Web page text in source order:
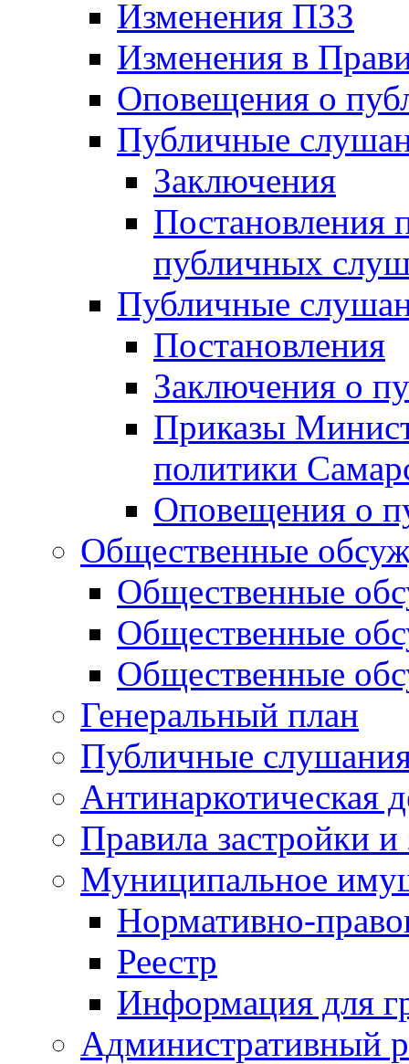
Изменения ПЗЗ
Изменения в
Оповещения о
Публичные
Заключения
Постановления
публичных
Публичные
Постановления
Заключения о
Приказы
политики
Оповещения о
Общественные
Общественные
Общественные
Общественные
Генеральный план
Публичные
Антинаркотическая
Правила застройки
Муниципальное
Нормативно-
Реестр
Информация для
Административный